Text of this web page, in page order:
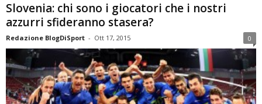
Slovenia: chi sono i giocatori che i nostri
azzurri sfideranno stasera?
Redazione BlogDiSport - Ott 17, 2015 0